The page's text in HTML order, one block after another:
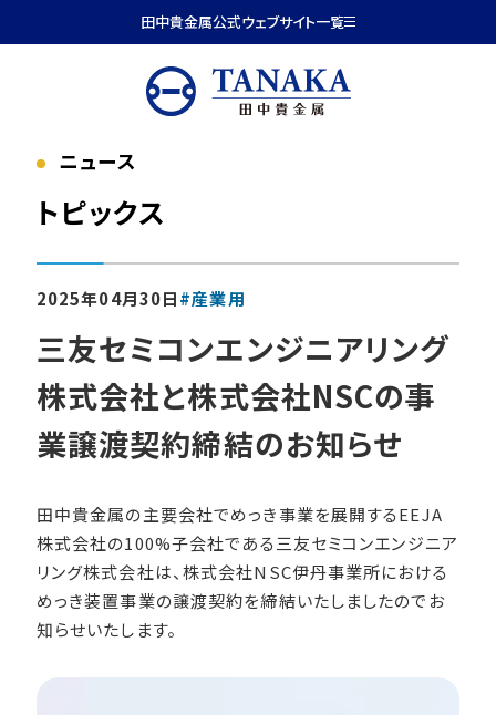
田中貴金属公式ウェブサイト一覧
ニュース
トピックス
2025年04月30日#産業用
三友セミコンエンジニアリング
株式会社と株式会社NSCの事
業譲渡契約締結のお知らせ
田中貴金属の主要会社でめっき事業を展開するEEJA
株式会社の100%子会社である三友セミコンエンジニア
リング株式会社は、株式会社NSC伊丹事業所における
めっき装置事業の譲渡契約を締結いたしましたのでお
知らせいたします。